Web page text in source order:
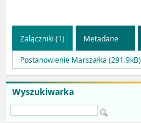
Wyszukiwarka
Załączniki (1) Metadane
Postanowienie Marszałka (291.9kB)